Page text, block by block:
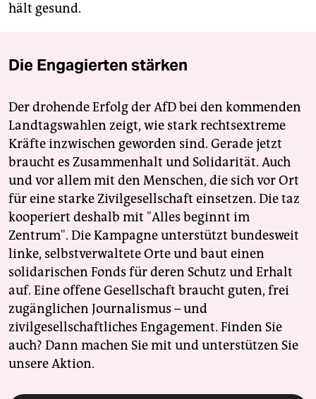
hält gesund.
Die Engagierten stärken
Der drohende Erfolg der AfD bei den kommenden
Landtagswahlen zeigt, wie stark rechtsextreme
Kräfte inzwischen geworden sind. Gerade jetzt
braucht es Zusammenhalt und Solidarität. Auch
und vor allem mit den Menschen, die sich vor Ort
für eine starke Zivilgesellschaft einsetzen. Die taz
kooperiert deshalb mit "Alles beginnt im
Zentrum". Die Kampagne unterstützt bundesweit
linke, selbstverwaltete Orte und baut einen
solidarischen Fonds für deren Schutz und Erhalt
auf. Eine offene Gesellschaft braucht guten, frei
zugänglichen Journalismus – und
zivilgesellschaftliches Engagement. Finden Sie
auch? Dann machen Sie mit und unterstützen Sie
unsere Aktion.